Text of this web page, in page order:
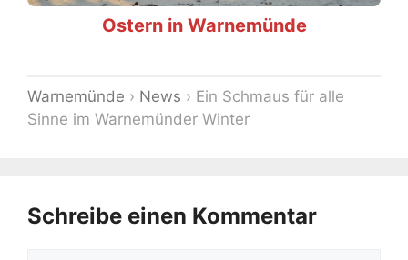
Ostern in Warnemünde
Warnemünde › News › Ein Schmaus für alle
Sinne im Warnemünder Winter
Schreibe einen Kommentar